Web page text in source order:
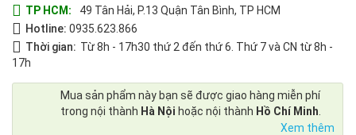
TP HCM:
49 Tân Hải, P.13 Quận Tân Bình, TP HCM
Hotline: 0935.623.866
Thời gian: Từ 8h - 17h30 thứ 2 đến thứ 6. Thứ 7 và CN từ 8h -
17h
Mua sản phẩm này bạn sẽ được giao hàng miễn phí
trong nội thành Hà Nội hoặc nội thành Hồ Chí Minh.
Xem thêm